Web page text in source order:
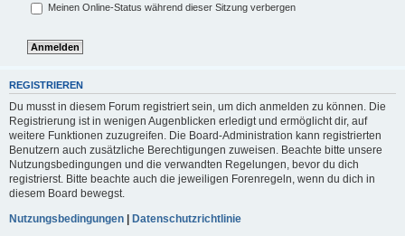
Meinen Online-Status während dieser Sitzung verbergen
REGISTRIEREN
Du musst in diesem Forum registriert sein, um dich anmelden zu können. Die
Registrierung ist in wenigen Augenblicken erledigt und ermöglicht dir, auf
weitere Funktionen zuzugreifen. Die Board-Administration kann registrierten
Benutzern auch zusätzliche Berechtigungen zuweisen. Beachte bitte unsere
Nutzungsbedingungen und die verwandten Regelungen, bevor du dich
registrierst. Bitte beachte auch die jeweiligen Forenregeln, wenn du dich in
diesem Board bewegst.
Nutzungsbedingungen | Datenschutzrichtlinie